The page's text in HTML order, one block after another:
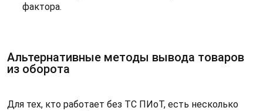
фактора.
Альтернативные методы вывода товаров
из оборота
Для тех, кто работает без ТС ПИоТ, есть несколько